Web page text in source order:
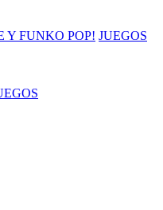
Y FUNKO POP! JUEGOS